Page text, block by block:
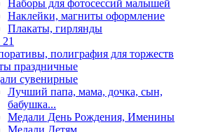
Наборы для фотосессий малышей
Наклейки, магниты оформление
Плакаты, гирлянды
полиграфия для торжеств
праздничные
сувенирные
Лучший папа, мама, дочка, сын,
бабушка...
Медали День Рождения, Именины
Медали Детям